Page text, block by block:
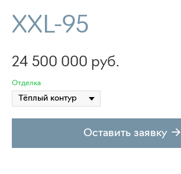
XXL-95
24 500 000 руб.
Отделка
Оставить заявку →